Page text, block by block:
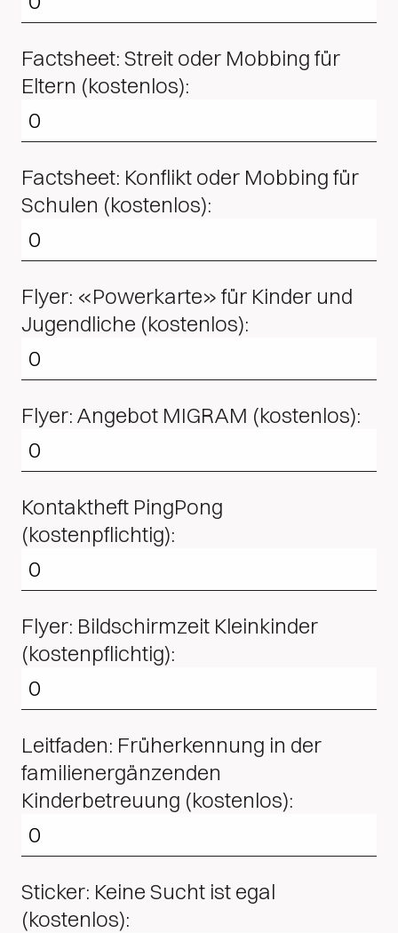
Factsheet: Streit oder Mobbing für
Eltern (kostenlos):
Factsheet: Konflikt oder Mobbing für
Schulen (kostenlos):
Flyer: «Powerkarte» für Kinder und
Jugendliche (kostenlos):
Flyer: Angebot MIGRAM (kostenlos):
Kontaktheft PingPong
(kostenpflichtig):
Flyer: Bildschirmzeit Kleinkinder
(kostenpflichtig):
Leitfaden: Früherkennung in der
familienergänzenden
Kinderbetreuung (kostenlos):
Sticker: Keine Sucht ist egal
(kostenlos):